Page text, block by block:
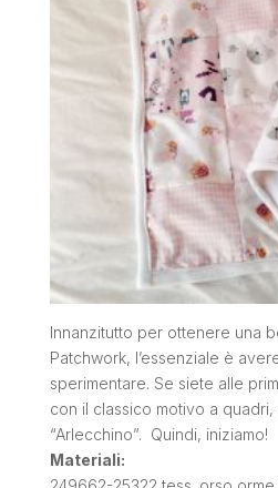
Innanzitutto per ottenere una
Patchwork, l’essenziale è
sperimentare. Se siete alle
con il classico motivo a
“Arlecchino”. Quindi, iniziamo!
Materiali: